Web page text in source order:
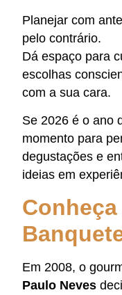
Planejar com
pelo contrário.
Dá espaço para
escolhas
com a sua cara.
Se 2026 é o ano
momento para
degustações e
ideias em
Conheça
Em 2008, o
Paulo Neves